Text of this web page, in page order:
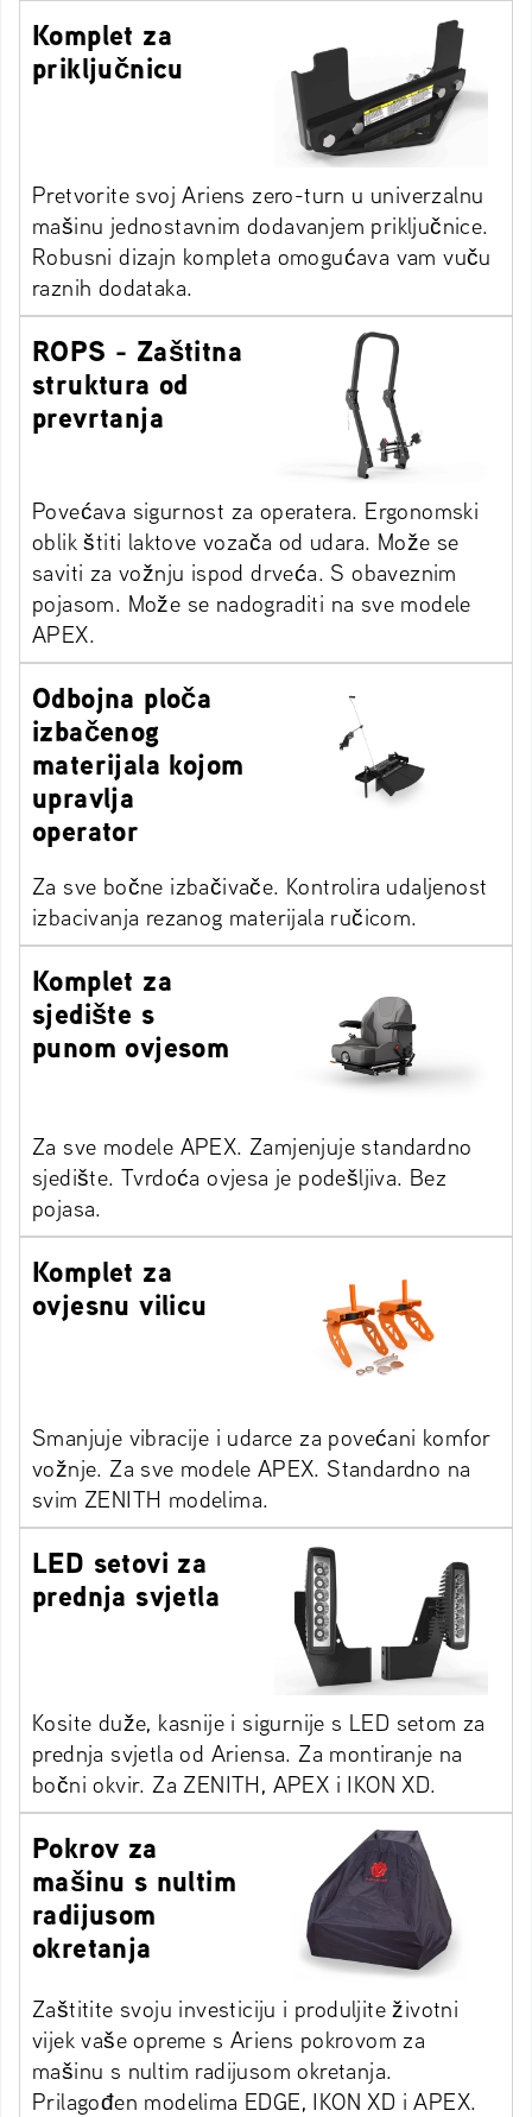
Komplet za
priključnicu
Pretvorite svoj Ariens zero-turn u univerzalnu
mašinu jednostavnim dodavanjem priključnice.
Robusni dizajn kompleta omogućava vam vuču
raznih dodataka.
ROPS - Zaštitna
struktura od
prevrtanja
Povećava sigurnost za operatera. Ergonomski
oblik štiti laktove vozača od udara. Može se
saviti za vožnju ispod drveća. S obaveznim
pojasom. Može se nadograditi na sve modele
APEX.
Odbojna ploča
izbačenog
materijala kojom
upravlja
operator
Za sve bočne izbačivače. Kontrolira udaljenost
izbacivanja rezanog materijala ručicom.
Komplet za
sjedište s
punom ovjesom
Za sve modele APEX. Zamjenjuje standardno
sjedište. Tvrdoća ovjesa je podešljiva. Bez
pojasa.
Komplet za
ovjesnu vilicu
Smanjuje vibracije i udarce za povećani komfor
vožnje. Za sve modele APEX. Standardno na
svim ZENITH modelima.
LED setovi za
prednja svjetla
Kosite duže, kasnije i sigurnije s LED setom za
prednja svjetla od Ariensa. Za montiranje na
bočni okvir. Za ZENITH, APEX i IKON XD.
Pokrov za
mašinu s nultim
radijusom
okretanja
Zaštitite svoju investiciju i produljite životni
vijek vaše opreme s Ariens pokrovom za
mašinu s nultim radijusom okretanja.
Prilagođen modelima EDGE, IKON XD i APEX.